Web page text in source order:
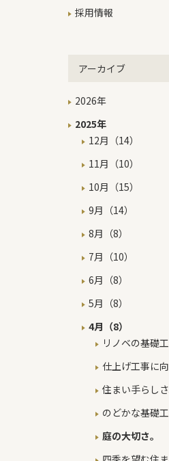
採用情報
アーカイブ
2026年
2025年
12月（14）
11月（10）
10月（15）
9月（14）
8月（8）
7月（10）
6月（8）
5月（8）
4月（8）
リノベの基礎工
仕上げ工事に向
住まい手らしさ
のどかな基礎工
庭の大切さ。